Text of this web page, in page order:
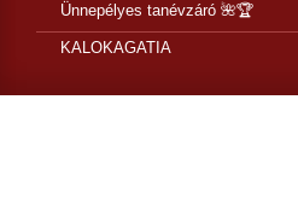
Ünnepélyes tanévzáró 🌺🏆
KALOKAGATIA